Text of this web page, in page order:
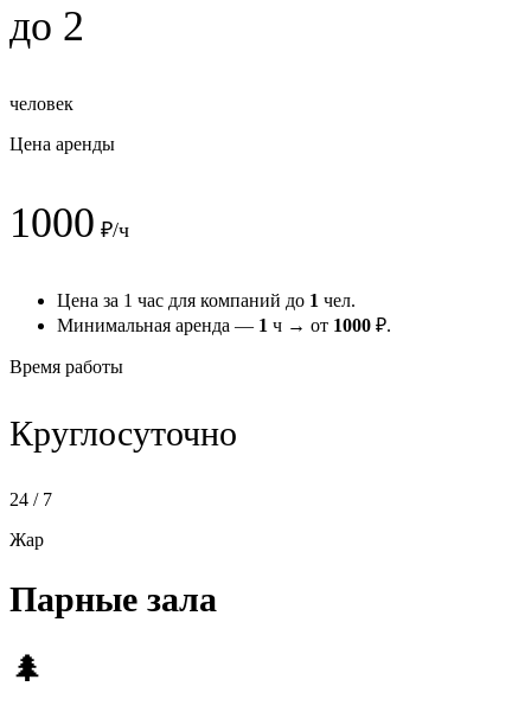
до 2
человек
Цена аренды
1000 ₽/ч
Цена за 1 час для компаний до 1 чел.
Минимальная аренда — 1 ч → от 1000 ₽.
Время работы
Круглосуточно
24 / 7
Жар
Парные зала
🌲